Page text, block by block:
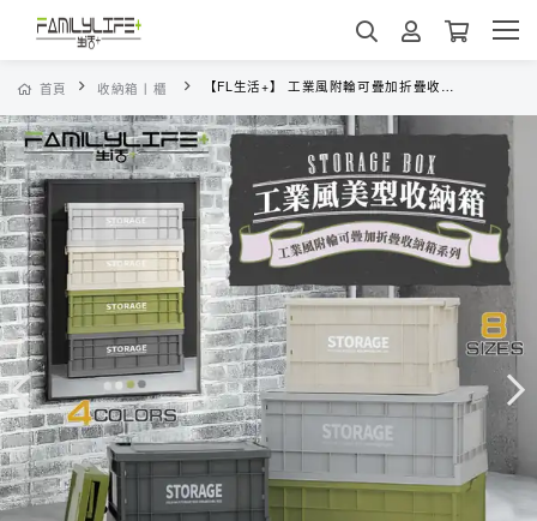
首頁 收納箱丨櫃 【FL生活+】 工業風附輪可疊加折疊收納箱系列(A-436-440)